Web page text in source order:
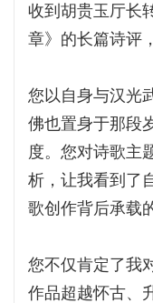
收到胡贵玉厅长
章》的长篇诗评
您以自身与汉光
佛也置身于那段
度。您对诗歌主
析，让我看到了
歌创作背后承载
您不仅肯定了我
作品超越怀古、